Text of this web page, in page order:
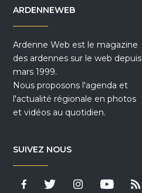
ARDENNEWEB
Ardenne Web est le magazine
des ardennes sur le web depuis
mars 1999.
Nous proposons l'agenda et
l'actualité régionale en photos
et vidéos au quotidien.
SUIVEZ NOUS